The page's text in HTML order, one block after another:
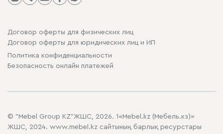
Договор оферты для физических лиц
Договор оферты для юридических лиц и ИП
Политика конфиденциальности
Безопасность онлайн платежей
© "Mebel Group KZ"ЖШС, 2026. 1«Mebel.kz (Мебель.кз)»
ЖШС, 2024. www.mebel.kz сайтының барлық ресурстары